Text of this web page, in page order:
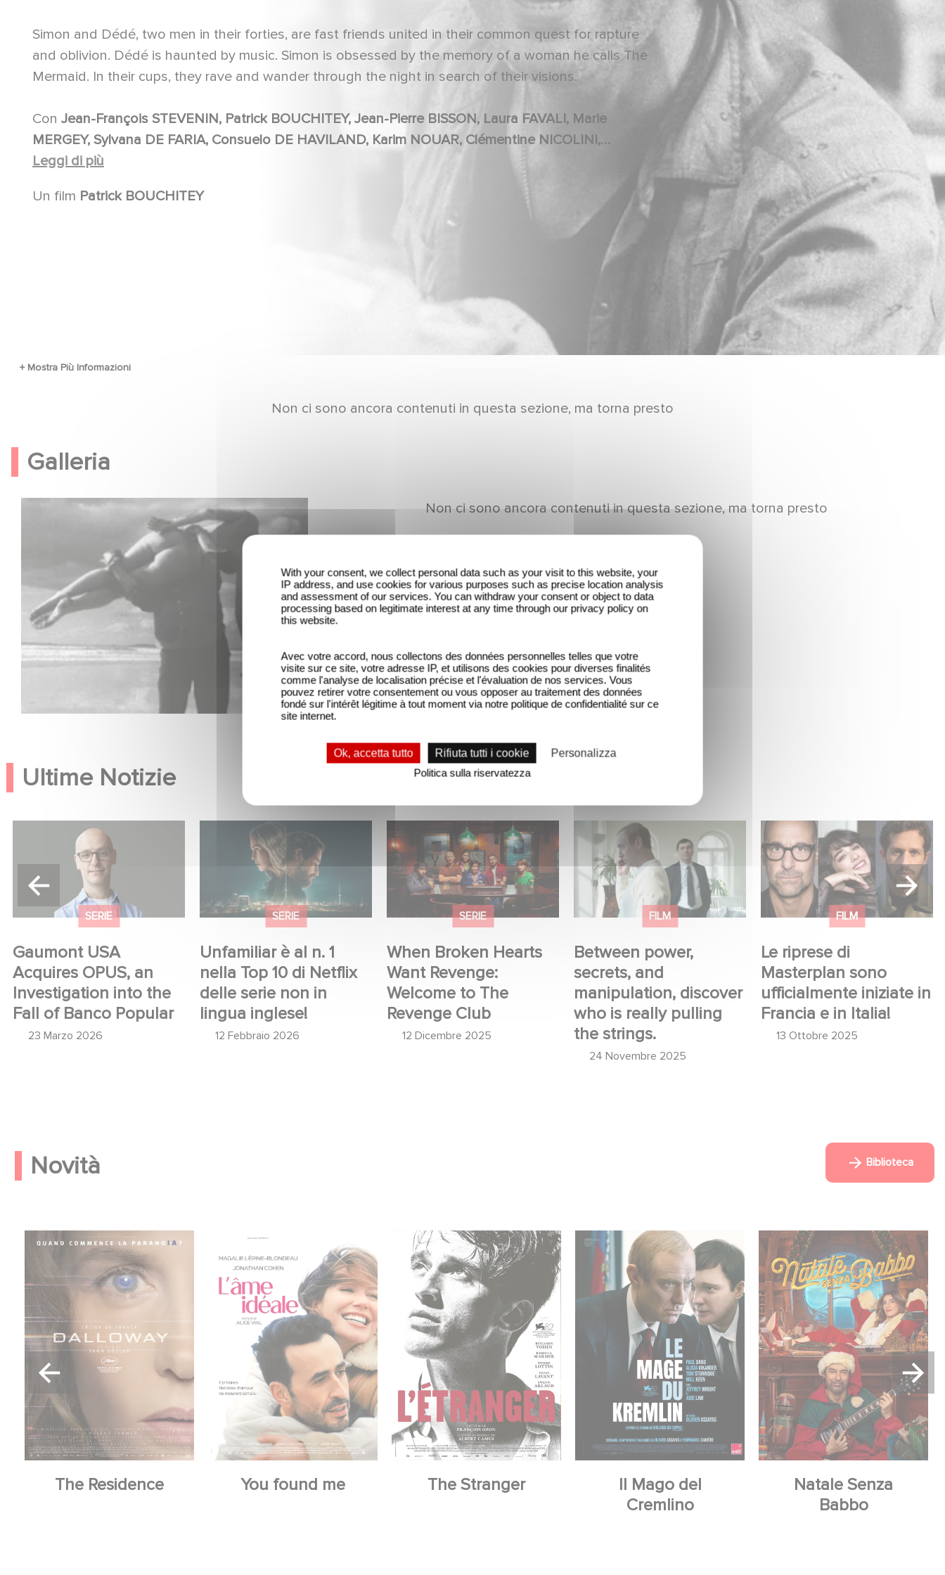
Simon and Dédé, two men in their forties, are fast friends united in their common quest for rapture
and oblivion. Dédé is haunted by music. Simon is obsessed by the memory of a woman he calls The
Mermaid. In their cups, they rave and wander through the night in search of their visions.
Con
MERGEY, Sylvana DE FARIA, Consuelo DE HAVILAND, Karim NOUAR, Clémentine NICOLINI,
Dominique COLIGNON MAURIN, Patrick FIERRY, Pierrick CHARPENTIER, Anne MACINA, Jackie
MAXIMOFF, Christian GAZIO, Pierre BOUCHITTE, Richard GUERRY, Christophe FERRUX, Jean-Pierre
GAILLET, Bernard CROMBEY, Véronique VINCENT, Emmanuelle BÉRAUD DU FOUR
Leggi di più
Un film Patrick BOUCHITEY
Non ci sono ancora contenuti in questa sezione, ma torna presto
Galleria
Non ci sono ancora contenuti in questa sezione, ma torna presto
Ultime Notizie
SERIE
Gaumont USA
Acquires OPUS, an
Investigation into the
Fall of Banco Popular
23 Marzo 2026
Gaumont USA Acquires
OPUS, an Investigation into
the Fall of Banco Popular
SERIE
Unfamiliar è al n. 1
nella Top 10 di Netflix
delle serie non in
lingua inglese!
12 Febbraio 2026
Unfamiliar è al n. 1 nella Top
10 di Netflix delle serie non
in lingua inglese!
SERIE
When Broken Hearts
Want Revenge:
Welcome to The
Revenge Club
12 Dicembre 2025
When Broken Hearts Want
Revenge: Welcome to The
Revenge Club
FILM
Between power,
secrets, and
manipulation, discover
who is really pulling
the strings.
24 Novembre 2025
Between power, secrets,
and manipulation, discover
who is really pulling the
strings.
FILM
Le riprese di
Masterplan sono
ufficialmente iniziate in
Francia e in Italia!
13 Ottobre 2025
Le riprese di Masterplan
sono ufficialmente iniziate
in Francia e in Italia!
Novità Biblioteca
The Residence You found me The Stranger
Il Mago del
Cremlino
Natale Senza
Babbo
With your consent, we collect personal data such as your visit to this website, your
IP address, and use cookies for various purposes such as precise location analysis
and assessment of our services. You can withdraw your consent or object to data
processing based on legitimate interest at any time through our privacy policy on
this website.
Avec votre accord, nous collectons des données personnelles telles que votre
visite sur ce site, votre adresse IP, et utilisons des cookies pour diverses finalités
comme l'analyse de localisation précise et l'évaluation de nos services. Vous
pouvez retirer votre consentement ou vous opposer au traitement des données
fondé sur l'intérêt légitime à tout moment via notre politique de confidentialité sur ce
site internet.
Ok, accetta tutto Rifiuta tutti i cookie
Personalizza
Politica sulla riservatezza